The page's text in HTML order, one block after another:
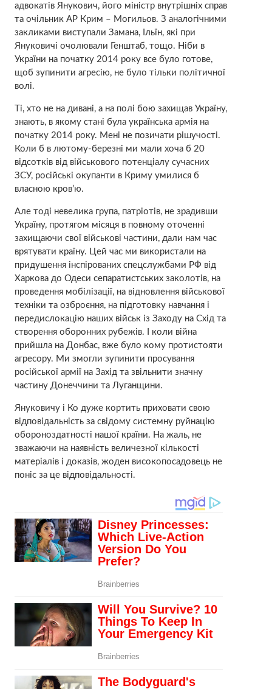
адвокатів Янукович, його міністр внутрішніх справ
та очільник АР Крим – Могильов. З аналогічними
закликами виступали Замана, Ільїн, які при
Януковичі очолювали Генштаб, тощо. Ніби в
України на початку 2014 року все було готове,
щоб зупинити агресію, не було тільки політичної
волі.
Ті, хто не на дивані, а на полі бою захищав Україну,
знають, в якому стані була українська армія на
початку 2014 року. Мені не позичати рішучості.
Коли б в лютому-березні ми мали хоча б 20
відсотків від військового потенціалу сучасних
ЗСУ, російські окупанти в Криму умилися б
власною кров’ю.
Але тоді невелика група, патріотів, не зрадивши
Україну, протягом місяця в повному оточенні
захищаючи свої військові частини, дали нам час
врятувати країну. Цей час ми використали на
придушення інспірованих спецслужбами РФ від
Харкова до Одеси сепаратистських заколотів, на
проведення мобілізації, на відновлення військової
техніки та озброєння, на підготовку навчання і
передислокацію наших військ із Заходу на Схід та
створення оборонних рубежів. І коли війна
прийшла на Донбас, вже було кому протистояти
агресору. Ми змогли зупинити просування
російської армії на Захід та звільнити значну
частину Донеччини та Луганщини.
Януковичу і Ко дуже кортить приховати свою
відповідальність за свідому системну руйнацію
обороноздатності нашої країни. На жаль, не
зважаючи на наявність величезної кількості
матеріалів і доказів, жоден високопосадовець не
поніс за це відповідальності.